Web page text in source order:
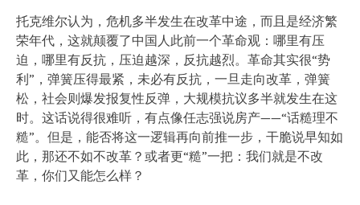
托克维尔认为，危机多半发生在改革中途，而且是经济繁
荣年代，这就颠覆了中国人此前一个革命观：哪里有压
迫，哪里有反抗，压迫越深，反抗越烈。革命其实很“势
利”，弹簧压得最紧，未必有反抗，一旦走向改革，弹簧
松，社会则爆发报复性反弹，大规模抗议多半就发生在这
时。这话说得很难听，有点像任志强说房产——“话糙理不
糙”。但是，能否将这一逻辑再向前推一步，干脆说早知如
此，那还不如不改革？或者更“糙”一把：我们就是不改
革，你们又能怎么样？